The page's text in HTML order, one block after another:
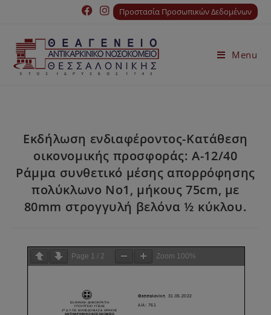
Προστασία Προσωπικών Δεδομένων
Menu
Εκδήλωση ενδιαφέροντος-Κατάθεση
οικονομικής προσφοράς: Α-12/40
Ράμμα συνθετικό μέσης απορρόφησης
πολύκλωνο Νο1, μήκους 75cm, με
80mm στρογγυλή βελόνα ½ κύκλου.
Page 1 / 2 Zoom 100%